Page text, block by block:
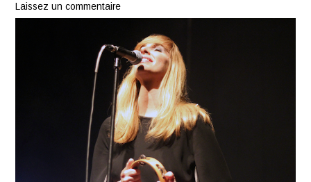
Laissez un commentaire